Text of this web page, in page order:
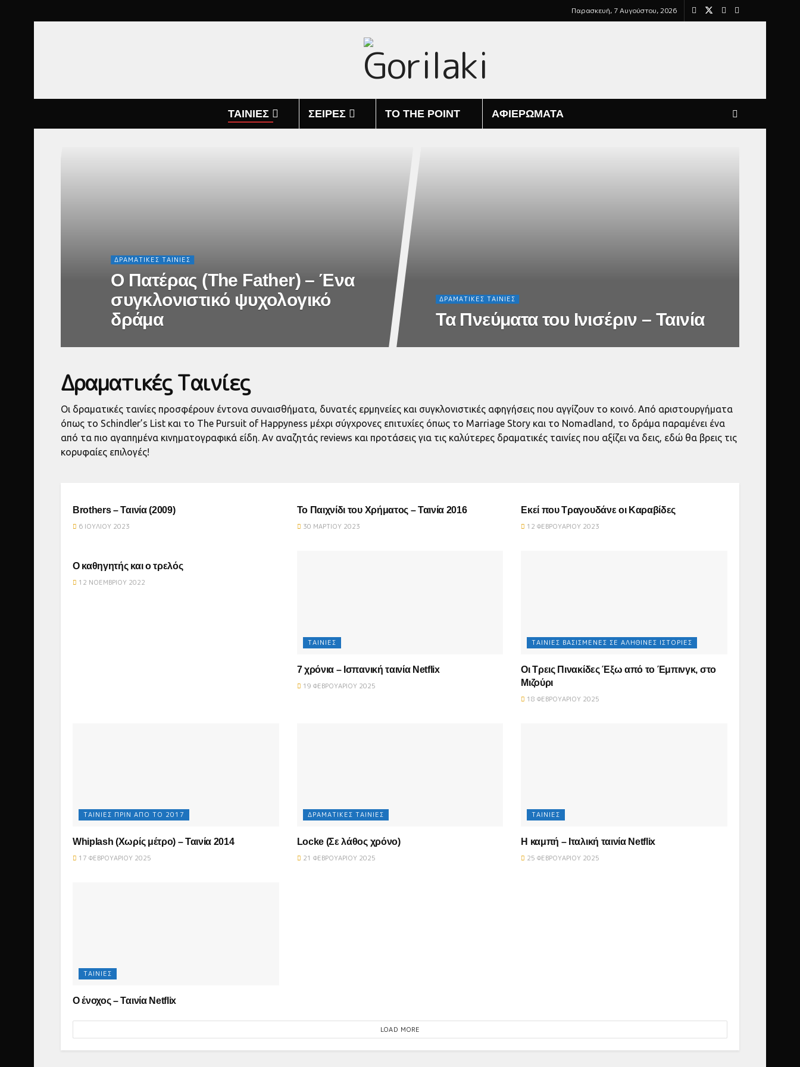
Παρασκευή, 7 Αυγούστου, 2026
ΤΑΙΝΙΕΣ ΣΕΙΡΕΣ TO THE POINT ΑΦΙΕΡΩΜΑΤΑ
ΔΡΑΜΑΤΙΚΈΣ ΤΑΙΝΊΕΣ
Ο Πατέρας (The Father) – Ένα
συγκλονιστικό ψυχολογικό
δράμα
ΔΡΑΜΑΤΙΚΈΣ ΤΑΙΝΊΕΣ
Τα Πνεύματα του Ινισέριν – Ταινία
Δραματικές Ταινίες
Οι δραματικές ταινίες προσφέρουν έντονα συναισθήματα, δυνατές ερμηνείες και συγκλονιστικές αφηγήσεις που αγγίζουν το κοινό. Από αριστουργήματα
όπως το Schindler’s List και το The Pursuit of Happyness μέχρι σύγχρονες επιτυχίες όπως το Marriage Story και το Nomadland, το δράμα παραμένει ένα
από τα πιο αγαπημένα κινηματογραφικά είδη. Αν αναζητάς reviews και προτάσεις για τις καλύτερες δραματικές ταινίες που αξίζει να δεις, εδώ θα βρεις τις
κορυφαίες επιλογές!
Brothers – Ταινία (2009)
6 ΙΟΥΛΊΟΥ 2023
Το Παιχνίδι του Χρήματος – Ταινία 2016
30 ΜΑΡΤΊΟΥ 2023
Εκεί που Τραγουδάνε οι Καραβίδες
12 ΦΕΒΡΟΥΑΡΊΟΥ 2023
Ο καθηγητής και ο τρελός
12 ΝΟΕΜΒΡΊΟΥ 2022
ΤΑΙΝΊΕΣ
7 χρόνια – Ισπανική ταινία Netflix
19 ΦΕΒΡΟΥΑΡΊΟΥ 2025
ΤΑΙΝΊΕΣ ΒΑΣΙΣΜΈΝΕΣ ΣΕ ΑΛΗΘΙΝΈΣ ΙΣΤΟΡΊΕΣ
Οι Τρεις Πινακίδες Έξω από το Έμπινγκ, στο
Μιζούρι
18 ΦΕΒΡΟΥΑΡΊΟΥ 2025
ΤΑΙΝΙΕΣ ΠΡΙΝ ΑΠΟ ΤΟ 2017
Whiplash (Χωρίς μέτρο) – Ταινία 2014
17 ΦΕΒΡΟΥΑΡΊΟΥ 2025
ΔΡΑΜΑΤΙΚΈΣ ΤΑΙΝΊΕΣ
Locke (Σε λάθος χρόνο)
21 ΦΕΒΡΟΥΑΡΊΟΥ 2025
ΤΑΙΝΊΕΣ
Η καμπή – Ιταλική ταινία Netflix
25 ΦΕΒΡΟΥΑΡΊΟΥ 2025
ΤΑΙΝΊΕΣ
Ο ένοχος – Ταινία Netflix
LOAD MORE